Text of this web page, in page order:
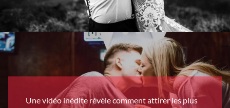
Une vidéo inédite révèle comment attirer les plus